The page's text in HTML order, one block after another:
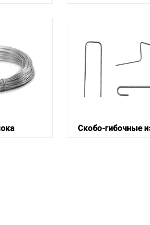
Скобо-гибочные